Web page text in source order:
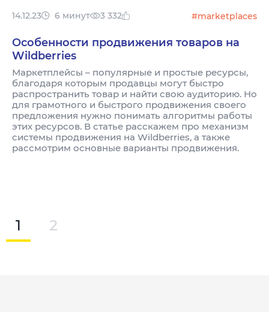
14.12.23 6 минут 3 332 #marketplaces
Особенности продвижения товаров на
Wildberries
Маркетплейсы – популярные и простые ресурсы,
благодаря которым продавцы могут быстро
распространить товар и найти свою аудиторию. Но
для грамотного и быстрого продвижения своего
предложения нужно понимать алгоритмы работы
этих ресурсов. В статье расскажем про механизм
системы продвижения на Wildberries, а также
рассмотрим основные варианты продвижения.
1 2